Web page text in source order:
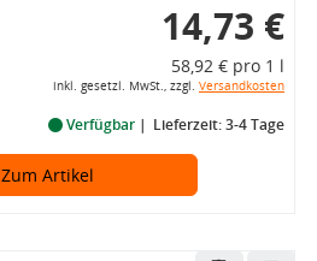
14,73 €
58,92 € pro 1 l
inkl. gesetzl. MwSt., zzgl. Versandkosten
Verfügbar Lieferzeit: 3-4 Tage
Zum Artikel